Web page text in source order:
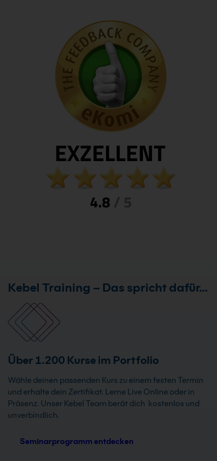
Kebel Training – Das spricht dafür…
Über 1.200 Kurse im Portfolio
Wähle deinen passenden Kurs zu einem festen Termin
und erhalte dein Zertifikat. Lerne Live Online oder in
Präsenz. Unser Kebel Team berät dich kostenlos und
unverbindlich.
Seminarprogramm entdecken